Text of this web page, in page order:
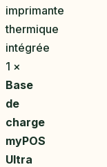
imprimante
thermique
intégrée
1 ×
Base
de
charge
myPOS
Ultra